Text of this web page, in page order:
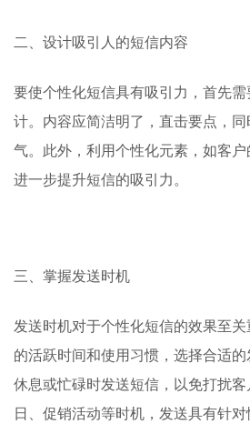
二、设计吸引人的短信内容
要使个性化短信具有吸引力，首先
计。内容应简洁明了，直击要点，
气。此外，利用个性化元素，如客
进一步提升短信的吸引力。
三、掌握发送时机
发送时机对于个性化短信的效果至
的活跃时间和使用习惯，选择合适
休息或忙碌时发送短信，以免打扰
日、促销活动等时机，发送具有针